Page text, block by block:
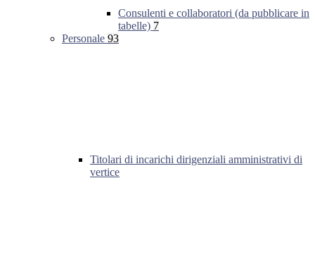
Consulenti e collaboratori (da pubblicare in
tabelle) 7
Personale 93
Titolari di incarichi dirigenziali amministrativi di
vertice